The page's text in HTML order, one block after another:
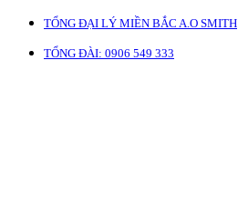
TỔNG ĐẠI LÝ MIỀN BẮC A.O SMITH
TỔNG ĐÀI: 0906 549 333